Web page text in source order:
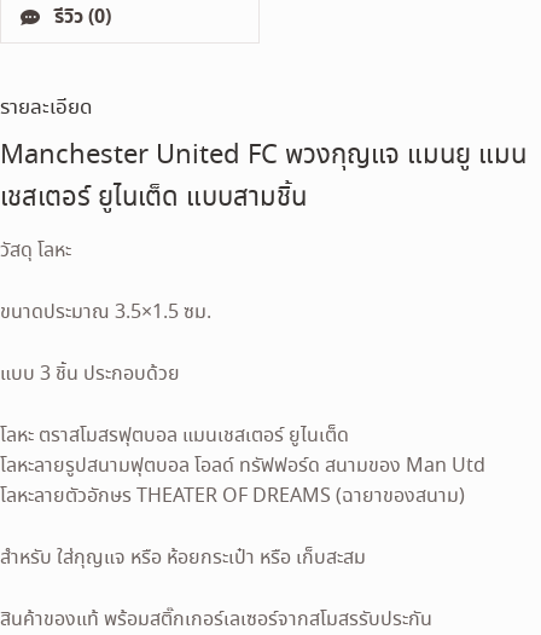
รีวิว (0)
รายละเอียด
Manchester United FC พวงกุญแจ แมนยู แมน
เชสเตอร์ ยูไนเต็ด แบบสามชิ้น
วัสดุ โลหะ
ขนาดประมาณ 3.5×1.5 ซม.
แบบ 3 ชิ้น ประกอบด้วย
โลหะ ตราสโมสรฟุตบอล แมนเชสเตอร์ ยูไนเต็ด
โลหะลายรูปสนามฟุตบอล โอลด์ ทรัฟฟอร์ด สนามของ Man Utd
โลหะลายตัวอักษร THEATER OF DREAMS (ฉายาของสนาม)
สำหรับ ใส่กุญแจ หรือ ห้อยกระเป๋า หรือ เก็บสะสม
สินค้าของแท้ พร้อมสติ๊กเกอร์เลเซอร์จากสโมสรรับประกัน